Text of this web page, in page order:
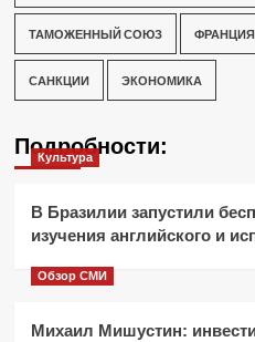
ТАМОЖЕННЫЙ СОЮЗ ФРАНЦИЯ
САНКЦИИ ЭКОНОМИКА
Подробности:
Культура
В Бразилии запустили
изучения английского и
Обзор СМИ
Михаил Мишустин: